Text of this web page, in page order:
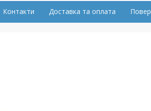
Контакти Доставка та оплата